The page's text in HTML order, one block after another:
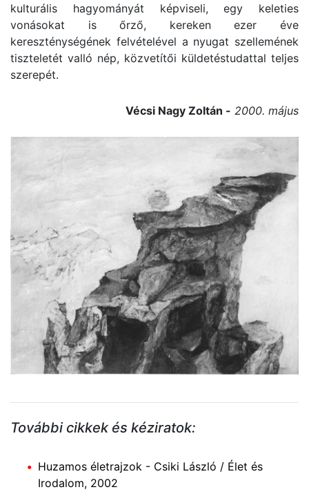
kulturális hagyományát képviseli, egy keleties
vonásokat is őrző, kereken ezer éve
kereszténységének felvételével a nyugat szellemének
tiszteletét valló nép, közvetítői küldetéstudattal teljes
szerepét.
Vécsi Nagy Zoltán - 2000. május
További cikkek és kéziratok:
Huzamos életrajzok - Csiki László / Élet és
Irodalom, 2002